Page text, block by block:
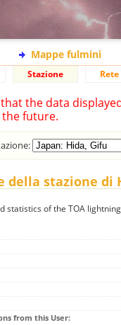
Mappe fulmini
Stazione
the data
the future.
della stazione di
statistics of the TOA
from this User: